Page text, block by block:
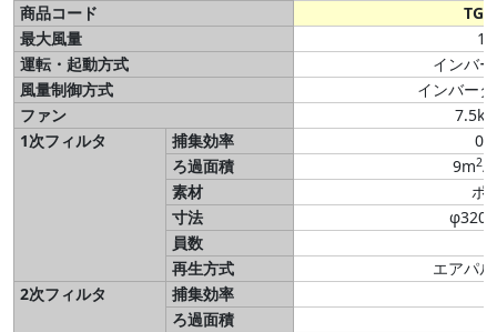
商品コード
最大風量
運転・起動方式
インバ
風量制御方式
インバー
ファン
1次フィルタ
捕集効率
ろ過面積
9m2/
素材
ポ
寸法
員数
再生方式
エアパ
2次フィルタ
捕集効率
ろ過面積